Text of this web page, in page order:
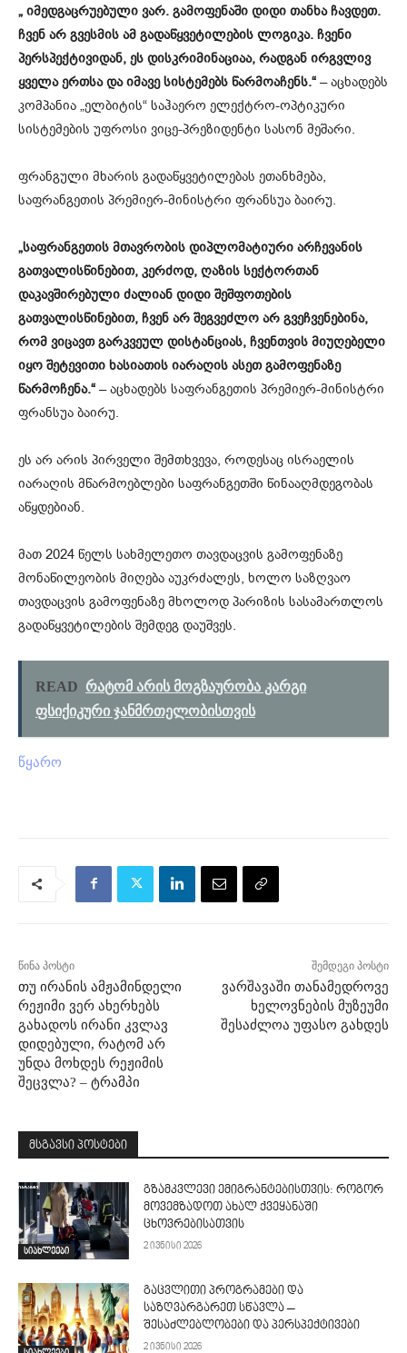
„ იმედგაცრუებული ვარ. გამოფენაში დიდი თანხა ჩავდეთ.
ჩვენ არ გვესმის ამ გადაწყვეტილების ლოგიკა. ჩვენი
პერსპექტივიდან, ეს დისკრიმინაციაა, რადგან ირგვლივ
ყველა ერთსა და იმავე სისტემებს წარმოაჩენს.“ – აცხადებს
კომპანია „ელბიტის“ საჰაერო ელექტრო-ოპტიკური
სისტემების უფროსი ვიცე-პრეზიდენტი სასონ მეშარი.
ფრანგული მხარის გადაწყვეტილებას ეთანხმება,
საფრანგეთის პრემიერ-მინისტრი ფრანსუა ბაირუ.
„საფრანგეთის მთავრობის დიპლომატიური არჩევანის
გათვალისწინებით, კერძოდ, ღაზის სექტორთან
დაკავშირებული ძალიან დიდი შეშფოთების
გათვალისწინებით, ჩვენ არ შეგვეძლო არ გვეჩვენებინა,
რომ ვიცავთ გარკვეულ დისტანციას, ჩვენთვის მიუღებელი
იყო შეტევითი ხასიათის იარაღის ასეთ გამოფენაზე
წარმოჩენა.“ – აცხადებს საფრანგეთის პრემიერ-მინისტრი
ფრანსუა ბაირუ.
ეს არ არის პირველი შემთხვევა, როდესაც ისრაელის
იარაღის მწარმოებლები საფრანგეთში წინააღმდეგობას
აწყდებიან.
მათ 2024 წელს სახმელეთო თავდაცვის გამოფენაზე
მონაწილეობის მიღება აუკრძალეს, ხოლო საზღვაო
თავდაცვის გამოფენაზე მხოლოდ პარიზის სასამართლოს
გადაწყვეტილების შემდეგ დაუშვეს.
READ რატომ არის მოგზაურობა კარგი
ფსიქიკური ჯანმრთელობისთვის
წყარო
წინა პოსტი
თუ ირანის ამჟამინდელი
რეჟიმი ვერ ახერხებს
გახადოს ირანი კვლავ
დიდებული, რატომ არ
უნდა მოხდეს რეჟიმის
შეცვლა? – ტრამპი
შემდეგი პოსტი
ვარშავაში თანამედროვე
ხელოვნების მუზეუმი
შესაძლოა უფასო გახდეს
მსგავსი პოსტები
სიახლეები
გზამკვლევი ემიგრანტებისთვის: როგორ
მოვემზადოთ ახალ ქვეყანაში
ცხოვრებისათვის
2 ივნისი 2026
გაცვლითი პროგრამები და
საზღვარგარეთ სწავლა –
შესაძლებლობები და პერსპექტივები
2 ივნისი 2026